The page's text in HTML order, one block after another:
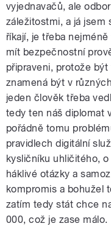
vyjednavačů, ale
záležitostmi, a já jsem
říkají, je třeba
mít bezpečnostní
připraveni, protože
znamená být v
jeden člověk třeba
tedy ten náš diplomat
pořádně tomu
pravidlech digitální
kysličníku uhličitého,
háklivé otázky a
kompromis a bohužel
zatím tedy stát chce
000, což je zase málo.